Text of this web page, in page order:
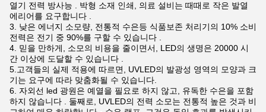
열기 전력 방사능 . 박형 소재 인쇄, 의료 설비는 때때로 작은 발열
에리어를 요구합니다 .
3. 낮은 에너지 소모량, 전통적 수은등 식품보존 처리기의 10% 소비
전력은 전기 중 90%를 구할 수 있습니다 .
4. 믿을 만하게, 소모의 비용을 줄이면서, LED의 생명은 20000 시
간 이상에 도달할 수 있습니다 .
5.고객들의 실제 적용에 따르면, UVLED의 발광성 영역의 모양과 크
기는 요구에 따라 맞춤화될 수 있습니다.
6. 자외선 led 광원은 예열을 필요로 하지 않고, 유독한 수은을 포함
하지 않습니다 . 둘째로, UVLED의 전력 소모는 전통적 높은 것과 비